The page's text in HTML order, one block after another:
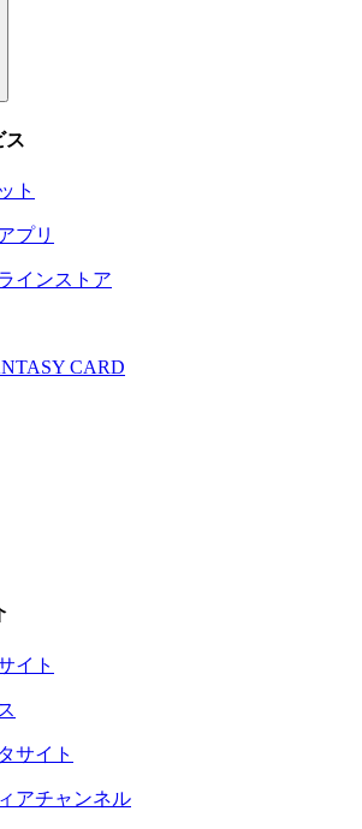
ス
ト
プリ
インストア
CARD
イト
サイト
アチャンネル